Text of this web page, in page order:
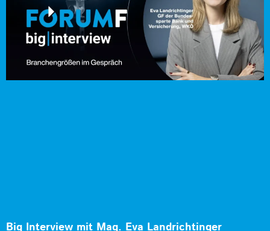
Big Interview mit Mag. Eva Landrichtinger